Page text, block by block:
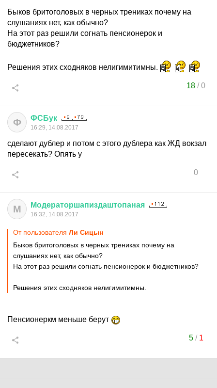
Быков бритоголовых в черных трениках почему на
слушаниях нет, как обычно?
На этот раз решили согнать пенсионерок и
бюджетников?
Решения этих сходняков нелигимитимны.
18 /0
Ф ФСБук
16:29, 14.08.2017
сделают дублер и потом с этого дублера как ЖД вокзал
пересекать? Опять у
0
М Модераторшапиздаштопаная
16:32, 14.08.2017
От пользователя Ли Сицын
Быков бритоголовых в черных трениках почему на
слушаниях нет, как обычно?
На этот раз решили согнать пенсионерок и бюджетников?
Решения этих сходняков нелигимитимны.
Пенсионеркм меньше берут
5/ 1